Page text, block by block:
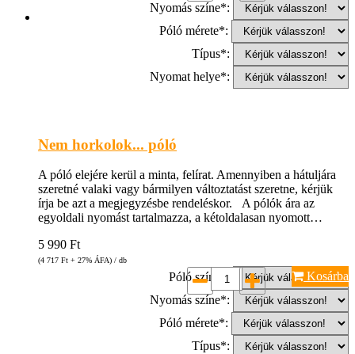
Nyomás színe*:
Póló mérete*:
Típus*:
Nyomat helye*:
Nem horkolok... póló
A póló elejére kerül a minta, felírat. Amennyiben a hátuljára
szeretné valaki vagy bármilyen változtatást szeretne, kérjük
írja be azt a megjegyzésbe rendeléskor. A pólók ára az
egyoldali nyomást tartalmazza, a kétoldalasan nyomott…
5 990 Ft
(4 717 Ft + 27% ÁFA) / db
Póló színe*:
Nyomás színe*:
Póló mérete*:
Típus*:
Kosárba